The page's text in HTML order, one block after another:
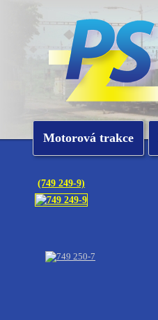
Motorová trakce
(749 249-9)